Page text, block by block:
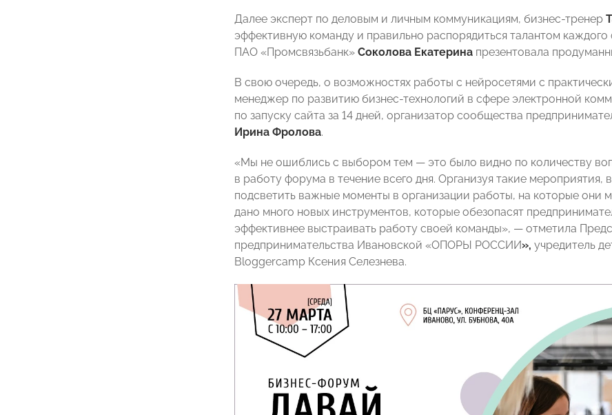
Далее эксперт по деловым и личным коммуникациям, бизнес-тренер
эффективную команду и правильно распорядиться талантом
ПАО «Промсвязьбанк» Соколова Екатерина презентовала
В свою очередь, о возможностях работы с нейросетями с
менеджер по развитию бизнес-технологий в сфере электронной
по запуску сайта за 14 дней, организатор сообщества
Ирина Фролова.
«Мы не ошиблись с выбором тем — это было видно по количеству
в работу форума в течение всего дня. Организуя такие мероприятия,
подсветить важные моменты в организации работы, на которые они
дано много новых инструментов, которые обезопасят
эффективнее выстраивать работу своей команды», — отметила
предпринимательства Ивановской «ОПОРЫ РОССИИ», учредитель
Bloggercamp Ксения Селезнева.